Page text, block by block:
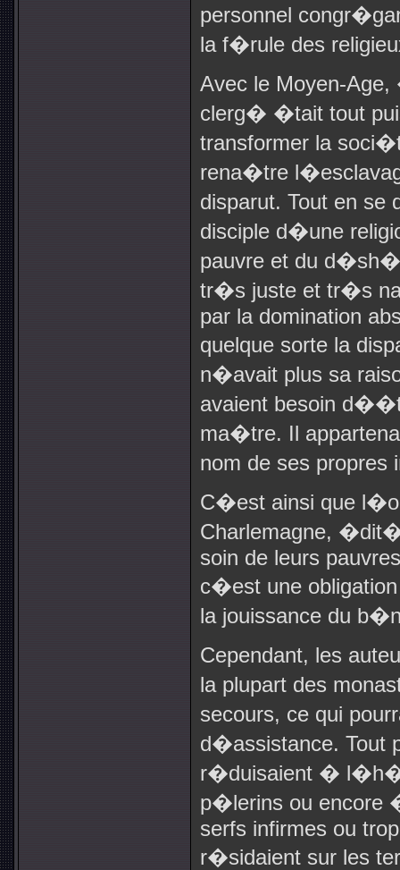
personnel
la f�rule des
Avec le Moyen-
clerg� �tait tout
transformer la
rena�tre
disparut. Tout en
disciple d�une
pauvre et du
tr�s juste et tr�s
par la domination
quelque sorte la
n�avait plus sa
avaient besoin
ma�tre. Il
nom de ses
C�est ainsi que
Charlemagne,
soin de leurs
c�est une
la jouissance du
Cependant, les
la plupart des
secours, ce qui
d�assistance. Tout
r�duisaient �
p�lerins ou encore
serfs infirmes ou
r�sidaient sur les